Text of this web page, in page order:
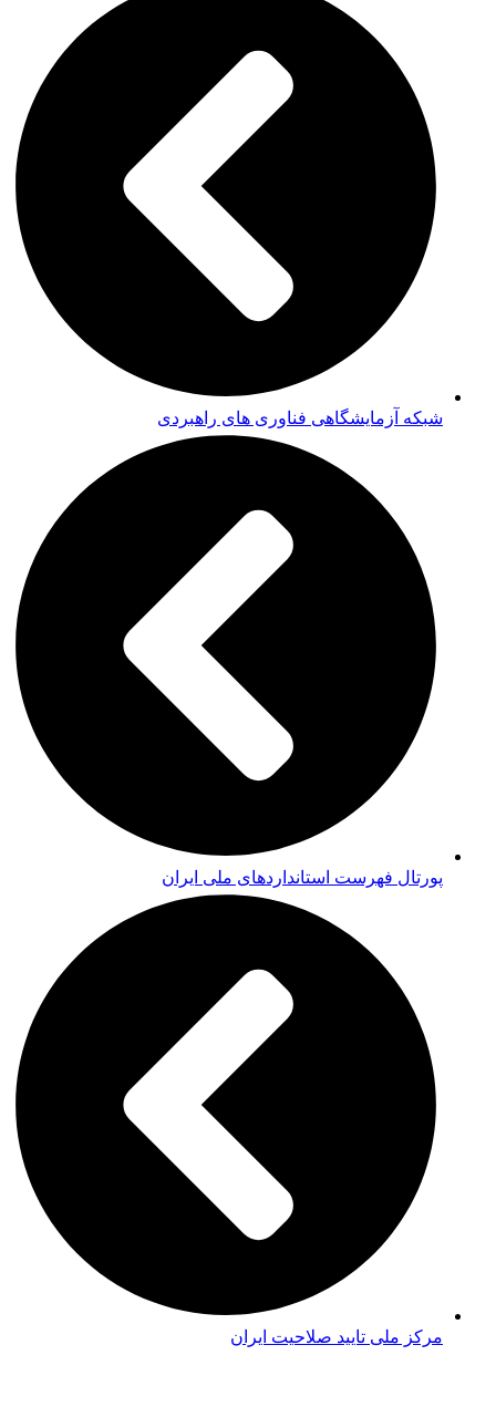
شبکه آزمایشگاهی فناوری های راهبردی
پورتال فهرست استانداردهای ملی ایران
مرکز ملی تایید صلاحیت ایران